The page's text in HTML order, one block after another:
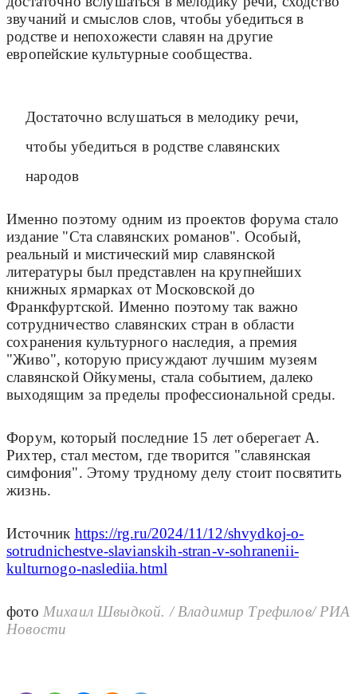
звучаний и смыслов слов, чтобы убедиться в
родстве и непохожести славян на другие
европейские культурные сообщества.
Достаточно вслушаться в мелодику речи,
чтобы убедиться в родстве славянских
народов
Именно поэтому одним из проектов форума стало
издание "Ста славянских романов". Особый,
реальный и мистический мир славянской
литературы был представлен на крупнейших
книжных ярмарках от Московской до
Франкфуртской. Именно поэтому так важно
сотрудничество славянских стран в области
сохранения культурного наследия, а премия
"Живо", которую присуждают лучшим музеям
славянской Ойкумены, стала событием, далеко
выходящим за пределы профессиональной среды.
Форум, который последние 15 лет оберегает А.
Рихтер, стал местом, где творится "славянская
симфония". Этому трудному делу стоит посвятить
жизнь.
Источник https://rg.ru/2024/11/12/shvydkoj-o-
sotrudnichestve-slavianskih-stran-v-sohranenii-
kulturnogo-naslediia.html
фото Михаил Швыдкой. / Владимир Трефилов/ РИА
Новости